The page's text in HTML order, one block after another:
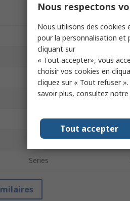
Marque
Sub Type
Product Type
Colour
Material
Standards/Approvals
Series
Nous respectons
Nous utilisons des
pour la personnalisation et
cliquant sur
« Tout accepter», vous
choisir vos cookies en
cliquez sur « Tout refuser
savoir plus, consultez notre
Tout accepter